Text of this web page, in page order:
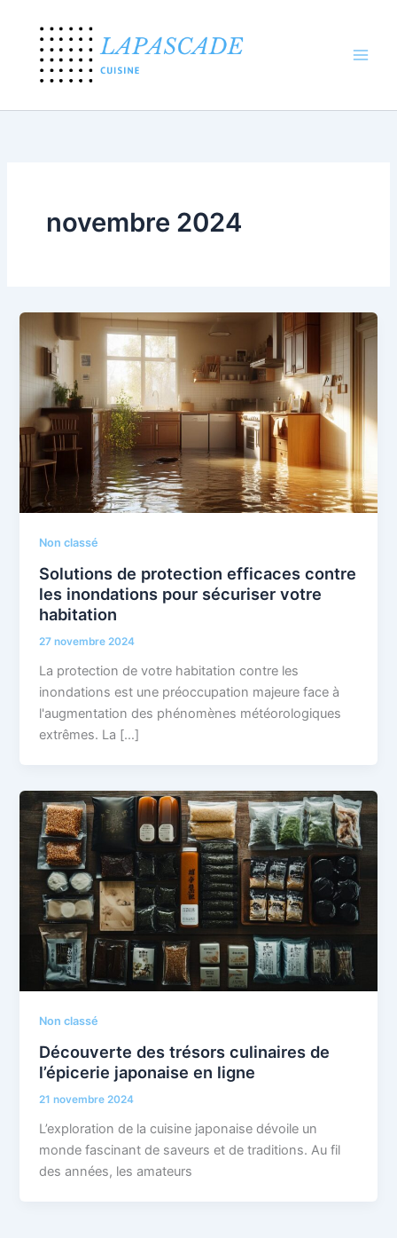
contenu
novembre 2024
Non classé
Solutions de protection efficaces contre
les inondations pour sécuriser votre
habitation
27 novembre 2024
La protection de votre habitation contre les
inondations est une préoccupation majeure face à
l'augmentation des phénomènes météorologiques
extrêmes. La […]
Non classé
Découverte des trésors culinaires de
l’épicerie japonaise en ligne
21 novembre 2024
L’exploration de la cuisine japonaise dévoile un
monde fascinant de saveurs et de traditions. Au fil
des années, les amateurs